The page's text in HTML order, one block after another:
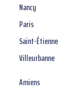
Nancy
Paris
Saint-Étienne
Villeurbanne
Amiens